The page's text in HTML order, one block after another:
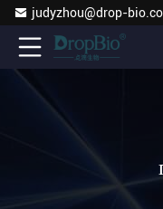
judyzhou@drop-